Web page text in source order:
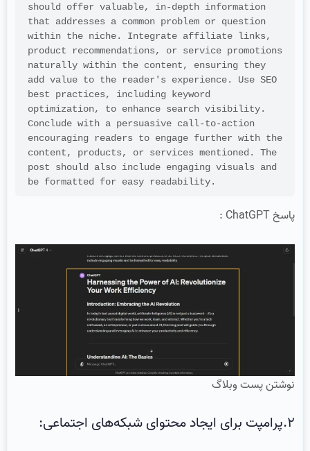
should offer valuable, in-depth information
that addresses a common problem or question
within the niche. Integrate affiliate links,
product recommendations, or service promotions
naturally within the content, ensuring they
add value to the reader's experience. Use SEO
best practices, including keyword
optimization, to enhance search visibility.
Conclude with a persuasive call-to-action
encouraging readers to engage further with the
content, products, or services mentioned. The
post should also include engaging visuals and
be formatted for easy readability.
پاسخ ChatGPT :
نوشتن پست وبلاگ
2.پرامپت برای ایجاد محتوای شبکه‌های اجتماعی: